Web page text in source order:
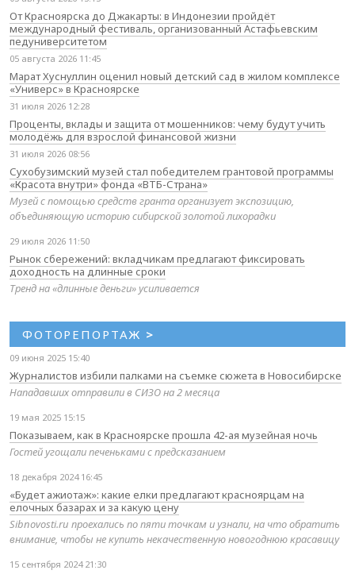
От Красноярска до Джакарты: в Индонезии пройдёт
международный фестиваль, организованный Астафьевским
педуниверситетом
05 августа 2026 11:45
Марат Хуснуллин оценил новый детский сад в жилом комплексе
«Универс» в Красноярске
31 июля 2026 12:28
Проценты, вклады и защита от мошенников: чему будут учить
молодёжь для взрослой финансовой жизни
31 июля 2026 08:56
Сухобузимский музей стал победителем грантовой программы
«Красота внутри» фонда «ВТБ-Страна»
Музей с помощью средств гранта организует экспозицию,
объединяющую историю сибирской золотой лихорадки
29 июля 2026 11:50
Рынок сбережений: вкладчикам предлагают фиксировать
доходность на длинные сроки
Тренд на «длинные деньги» усиливается
ФОТОРЕПОРТАЖ >
09 июня 2025 15:40
Журналистов избили палками на съемке сюжета в Новосибирске
Нападавших отправили в СИЗО на 2 месяца
19 мая 2025 15:15
Показываем, как в Красноярске прошла 42-ая музейная ночь
Гостей угощали печеньками с предсказанием
18 декабря 2024 16:45
«Будет ажиотаж»: какие елки предлагают красноярцам на
елочных базарах и за какую цену
Sibnovosti.ru проехались по пяти точкам и узнали, на что обратить
внимание, чтобы не купить некачественную новогоднюю красавицу
15 сентября 2024 21:30